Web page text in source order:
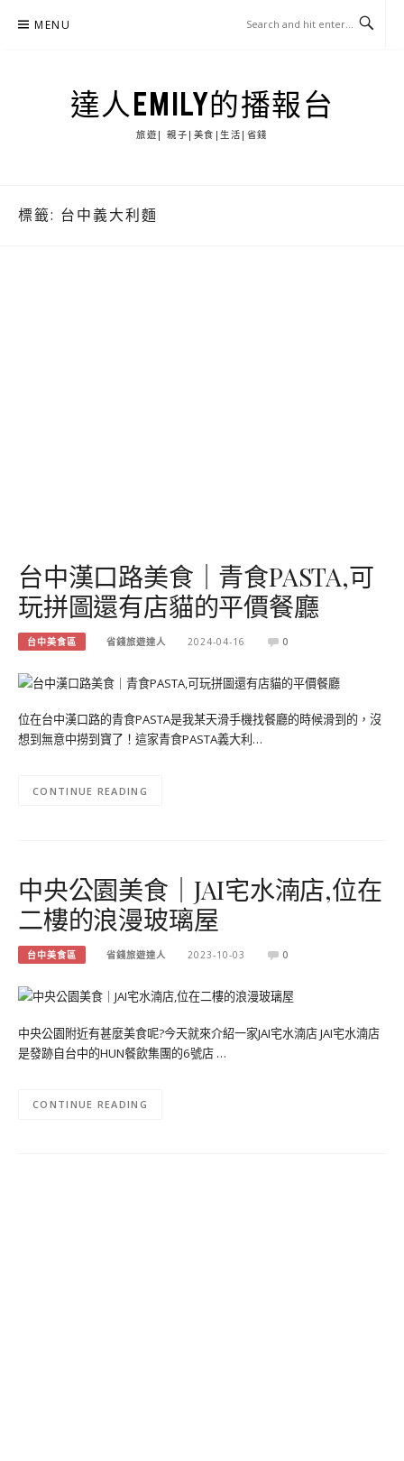
MENU
達人EMILY的播報台
旅遊| 親子|美食|生活|省錢
標籤: 台中義大利麵
台中漢口路美食｜青食PASTA,可
玩拼圖還有店貓的平價餐廳
台中美食區 省錢旅遊達人 2024-04-16 0
位在台中漢口路的青食PASTA是我某天滑手機找餐廳的時候滑到的，沒
想到無意中撈到寶了！這家青食PASTA義大利…
CONTINUE READING
中央公園美食｜JAI宅水湳店,位在
二樓的浪漫玻璃屋
台中美食區 省錢旅遊達人 2023-10-03 0
中央公園附近有甚麼美食呢?今天就來介紹一家JAI宅水湳店 JAI宅水湳店
是發跡自台中的HUN餐飲集團的6號店 …
CONTINUE READING